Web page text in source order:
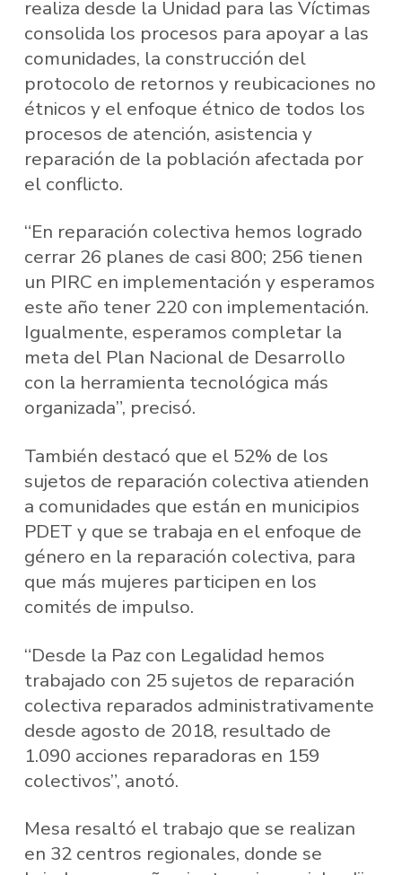
realiza desde la Unidad para las Víctimas
consolida los procesos para apoyar a las
comunidades, la construcción del
protocolo de retornos y reubicaciones no
étnicos y el enfoque étnico de todos los
procesos de atención, asistencia y
reparación de la población afectada por
el conflicto.
“En reparación colectiva hemos logrado
cerrar 26 planes de casi 800; 256 tienen
un PIRC en implementación y esperamos
este año tener 220 con implementación.
Igualmente, esperamos completar la
meta del Plan Nacional de Desarrollo
con la herramienta tecnológica más
organizada”, precisó.
También destacó que el 52% de los
sujetos de reparación colectiva atienden
a comunidades que están en municipios
PDET y que se trabaja en el enfoque de
género en la reparación colectiva, para
que más mujeres participen en los
comités de impulso.
“Desde la Paz con Legalidad hemos
trabajado con 25 sujetos de reparación
colectiva reparados administrativamente
desde agosto de 2018, resultado de
1.090 acciones reparadoras en 159
colectivos”, anotó.
Mesa resaltó el trabajo que se realizan
en 32 centros regionales, donde se